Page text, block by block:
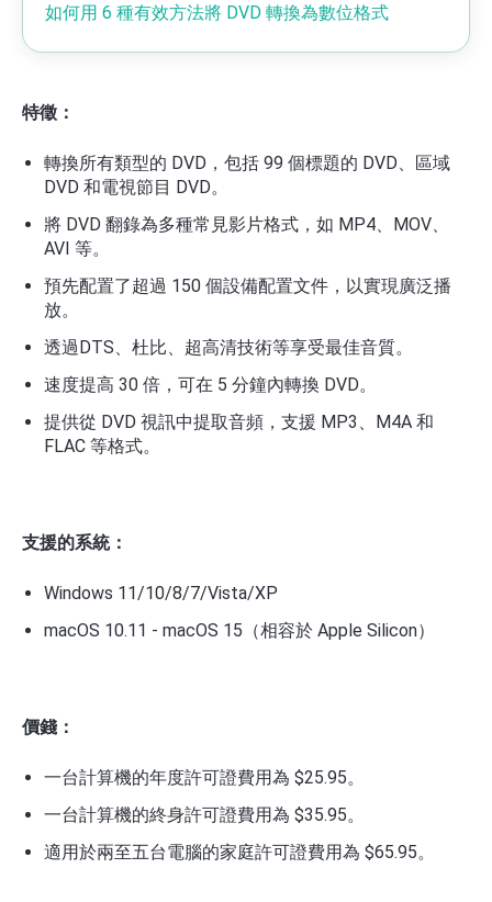
如何用 6 種有效方法將 DVD 轉換為數位格式
特徵：
轉換所有類型的 DVD，包括 99 個標題的 DVD、區域
DVD 和電視節目 DVD。
將 DVD 翻錄為多種常見影片格式，如 MP4、MOV、
AVI 等。
預先配置了超過 150 個設備配置文件，以實現廣泛播
放。
透過DTS、杜比、超高清技術等享受最佳音質。
速度提高 30 倍，可在 5 分鐘內轉換 DVD。
提供從 DVD 視訊中提取音頻，支援 MP3、M4A 和
FLAC 等格式。
支援的系統：
Windows 11/10/8/7/Vista/XP
macOS 10.11 - macOS 15（相容於 Apple Silicon）
價錢：
一台計算機的年度許可證費用為 $25.95。
一台計算機的終身許可證費用為 $35.95。
適用於兩至五台電腦的家庭許可證費用為 $65.95。